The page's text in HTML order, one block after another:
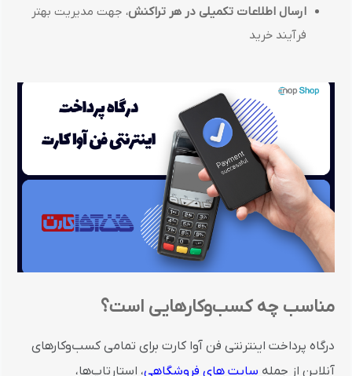
ارسال اطلاعات تکمیلی در هر تراکنش، جهت مدیریت بهتر
فرآیند خرید
مناسب چه کسب‌وکارهایی است؟
درگاه پرداخت اینترنتی فن آوا کارت برای تمامی کسب‌وکارهای
آنلاین از جمله سایت های فروشگاهی، استارتاپ‌ها،